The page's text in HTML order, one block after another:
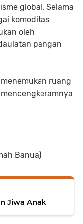
global. Selama
komoditas
oleh
pangan
ruang
Banua)
Jiwa Anak